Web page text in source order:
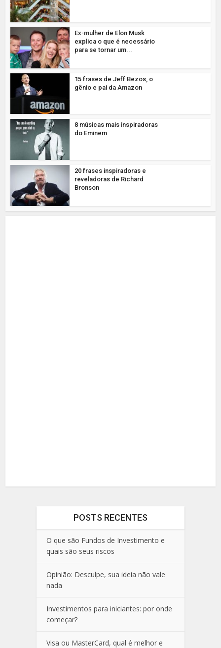
Ex-mulher de Elon Musk
explica o que é necessário
para se tornar um...
15 frases de Jeff Bezos, o
gênio e pai da Amazon
8 músicas mais inspiradoras
do Eminem
20 frases inspiradoras e
reveladoras de Richard
Bronson
POSTS RECENTES
O que são Fundos de Investimento e
quais são seus riscos
Opinião: Desculpe, sua ideia não vale
nada
Investimentos para iniciantes: por onde
começar?
Visa ou MasterCard, qual é melhor e